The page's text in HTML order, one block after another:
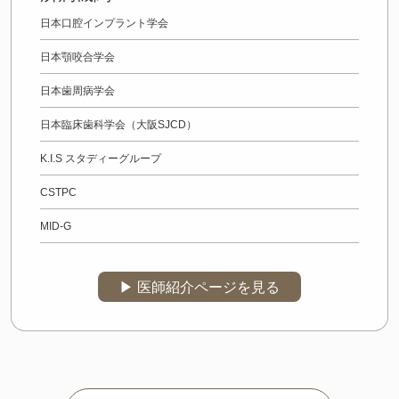
日本口腔インプラント学会
日本顎咬合学会
日本歯周病学会
日本臨床歯科学会（大阪SJCD）
K.I.S スタディーグループ
CSTPC
MID-G
▶︎ 医師紹介ページを見る